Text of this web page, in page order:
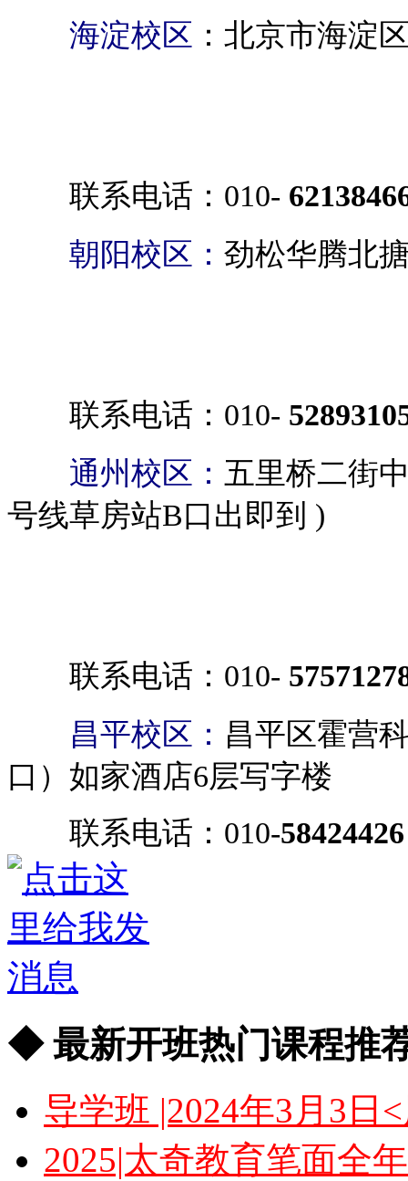
海淀校区 ：北京市海淀
联系电话：010-
朝阳校区： 劲松华腾北
联系电话：010-
通州校区： 五里桥二街
号线草房站B口出即到 )
联系电话：010-
昌平校区： 昌平区霍营
口）如家酒店6层写字楼
联系电话：010-58424426
◆ 最新开班热门课程推
导学班 |2024年3月3日
2025|太奇教育笔面全